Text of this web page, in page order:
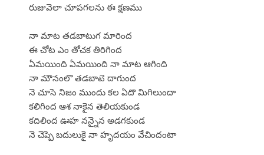
రుజువెలా చూపగలను ఈ క్షణము
నా మాట తడబాటుగ మారింద
ఈ చోట ఎం తోచక తిరిగింద
ఏమయింది ఏమయింది నా మాట ఆగింది
నా మౌనంలొ తడబాటె దాగుంద
నె చూసె నిజం ముందు కల ఏదొ మిగిలుందా
కలిగింద ఆశ నాకైన తెలియకుండ
కదిలింద ఊహ నన్నైన అడగకుండ
నె చెప్పె బదులుకై నా హృదయం వేచిందంటా